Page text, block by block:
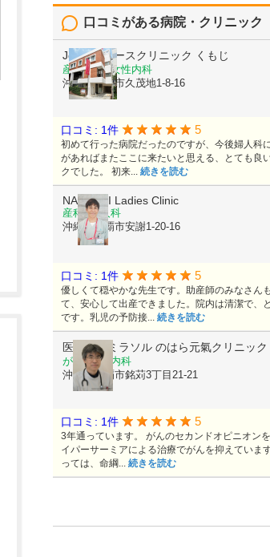
口コミがある病院・クリニック
Joyレディースクリニック くもじ
産婦人科, 女性内科
沖縄県那覇市久茂地1-8-16
口コミ: 1件 5
初めて行った病院だったのですが、今後婦人科
があればまたここに来たいと思える、とても良
クでした。 初来... 続きを読む
NAKACHI Ladies Clinic
産科, 婦人科
沖縄県那覇市安謝1-20-16
口コミ: 1件 5
優しくて穏やかな先生です。助産師のみなさん
て、安心して出産できました。院内は清潔で、
です。乳児の予防接... 続きを読む
医療法人ミラソル のはら元氣クリニック
がん内科, 内科
沖縄県那覇市銘苅3丁目21-21
口コミ: 1件 5
3年通っています。 がんのセカンドオピニオン
イパーサーミアによる治療でがんを抑えていま
っては、命綱... 続きを読む